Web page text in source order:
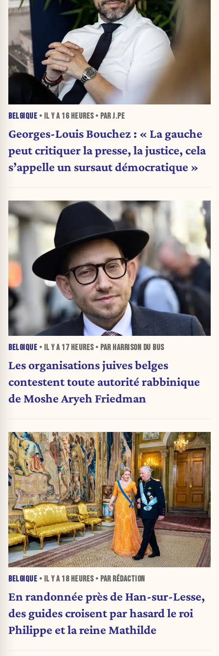
BELGIQUE • IL Y A 16 HEURES• PAR J.PE
Georges-Louis Bouchez : « La gauche
peut critiquer la presse, la justice, cela
s’appelle un sursaut démocratique »
BELGIQUE • IL Y A 17 HEURES• PAR HARRISON DU BUS
Les organisations juives belges
contestent toute autorité rabbinique
de Moshe Aryeh Friedman
BELGIQUE • IL Y A 18 HEURES• PAR RÉDACTION
En randonnée près de Han-sur-Lesse,
des guides croisent par hasard le roi
Philippe et la reine Mathilde